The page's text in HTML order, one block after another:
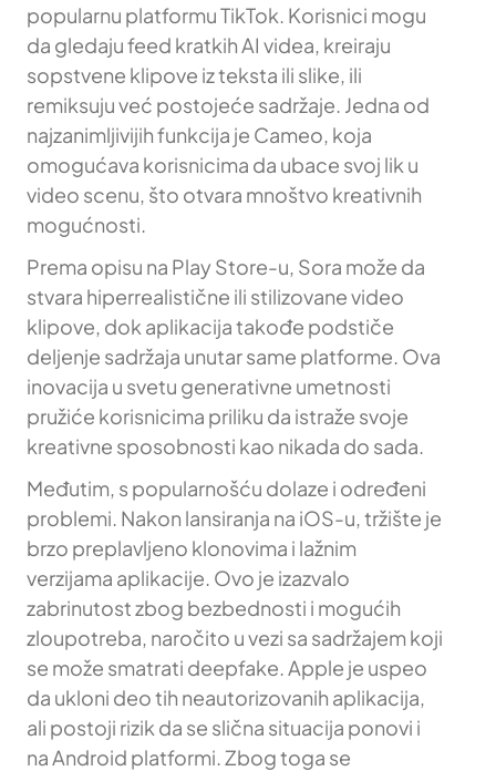
popularnu platformu TikTok. Korisnici mogu
da gledaju feed kratkih AI videa, kreiraju
sopstvene klipove iz teksta ili slike, ili
remiksuju već postojeće sadržaje. Jedna od
najzanimljivijih funkcija je Cameo, koja
omogućava korisnicima da ubace svoj lik u
video scenu, što otvara mnoštvo kreativnih
mogućnosti.
Prema opisu na Play Store-u, Sora može da
stvara hiperrealistične ili stilizovane video
klipove, dok aplikacija takođe podstiče
deljenje sadržaja unutar same platforme. Ova
inovacija u svetu generativne umetnosti
pružiće korisnicima priliku da istraže svoje
kreativne sposobnosti kao nikada do sada.
Međutim, s popularnošću dolaze i određeni
problemi. Nakon lansiranja na iOS-u, tržište je
brzo preplavljeno klonovima i lažnim
verzijama aplikacije. Ovo je izazvalo
zabrinutost zbog bezbednosti i mogućih
zloupotreba, naročito u vezi sa sadržajem koji
se može smatrati deepfake. Apple je uspeo
da ukloni deo tih neautorizovanih aplikacija,
ali postoji rizik da se slična situacija ponovi i
na Android platformi. Zbog toga se